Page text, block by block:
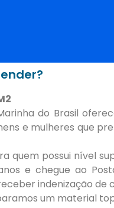
do Brasil
e mulheres que
quem possui nível
e chegue ao
indenização de
um material